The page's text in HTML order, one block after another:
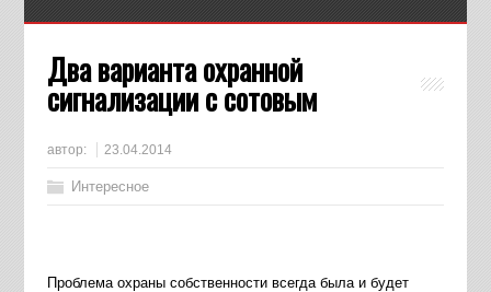
Два варианта охранной
сигнализации с сотовым
автор: 23.04.2014
Интересное
Проблема охраны собственности всегда была и будет